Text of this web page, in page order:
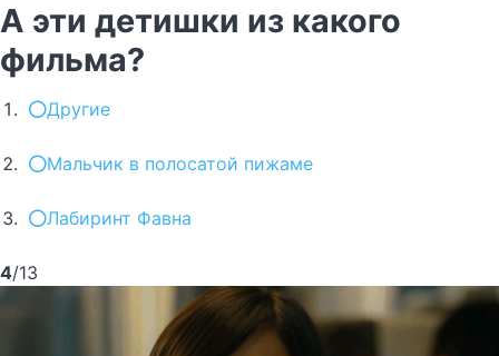
А эти детишки из какого
фильма?
Другие
Мальчик в полосатой пижаме
Лабиринт Фавна
4/13